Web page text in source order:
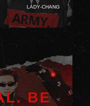
Lady-Chang
BE